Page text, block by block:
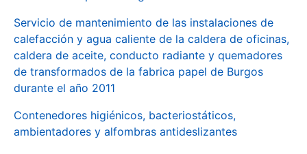
Servicio de mantenimiento de las instalaciones de
calefacción y agua caliente de la caldera de oficinas,
caldera de aceite, conducto radiante y quemadores
de transformados de la fabrica papel de Burgos
durante el año 2011
Contenedores higiénicos, bacteriostáticos,
ambientadores y alfombras antideslizantes